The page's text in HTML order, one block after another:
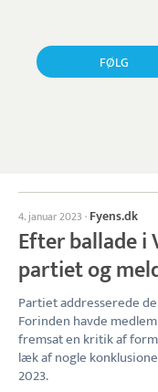
FØLG
4. januar 2023 · Fyens.dk
Efter ballade i
partiet og
Partiet addresserede
Forinden havde
fremsat en kritik af
læk af nogle
2023.